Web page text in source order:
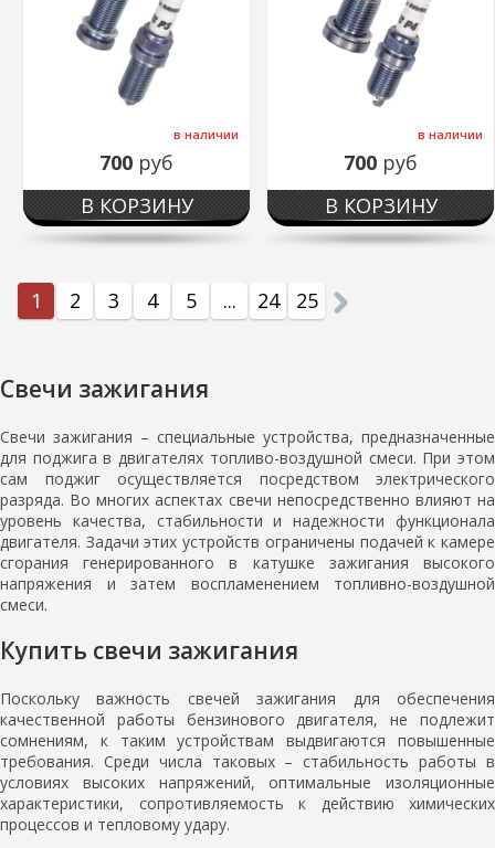
в наличии
700 руб
В КОРЗИНУ
в наличии
700 руб
В КОРЗИНУ
1 2 3 4 5 ... 24 25
Свечи зажигания
Свечи зажигания – специальные устройства, предназначенные
для поджига в двигателях топливо-воздушной смеси. При этом
сам поджиг осуществляется посредством электрического
разряда. Во многих аспектах свечи непосредственно влияют на
уровень качества, стабильности и надежности функционала
двигателя. Задачи этих устройств ограничены подачей к камере
сгорания генерированного в катушке зажигания высокого
напряжения и затем воспламенением топливно-воздушной
смеси.
Купить свечи зажигания
Поскольку важность свечей зажигания для обеспечения
качественной работы бензинового двигателя, не подлежит
сомнениям, к таким устройствам выдвигаются повышенные
требования. Среди числа таковых – стабильность работы в
условиях высоких напряжений, оптимальные изоляционные
характеристики, сопротивляемость к действию химических
процессов и тепловому удару.